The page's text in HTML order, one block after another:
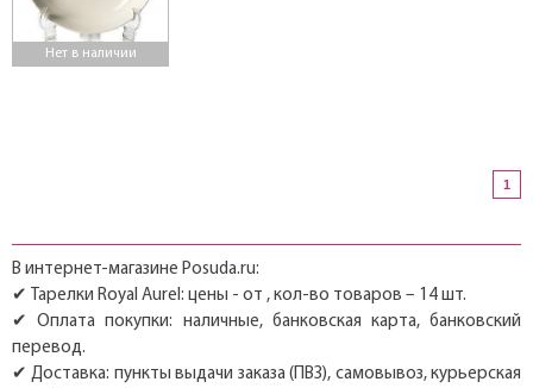
Нет в наличии
1
В интернет-магазине Posuda.ru:
✔ Тарелки Royal Aurel: цены - от , кол-во товаров – 14 шт.
✔ Оплата покупки: наличные, банковская карта, банковский
перевод.
✔ Доставка: пункты выдачи заказа (ПВЗ), самовывоз, курьерская